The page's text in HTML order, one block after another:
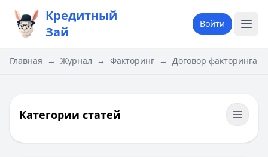
Кредитный
Зай
Войти
Главная → Журнал → Факторинг → ​Договор факторинга
Категории статей